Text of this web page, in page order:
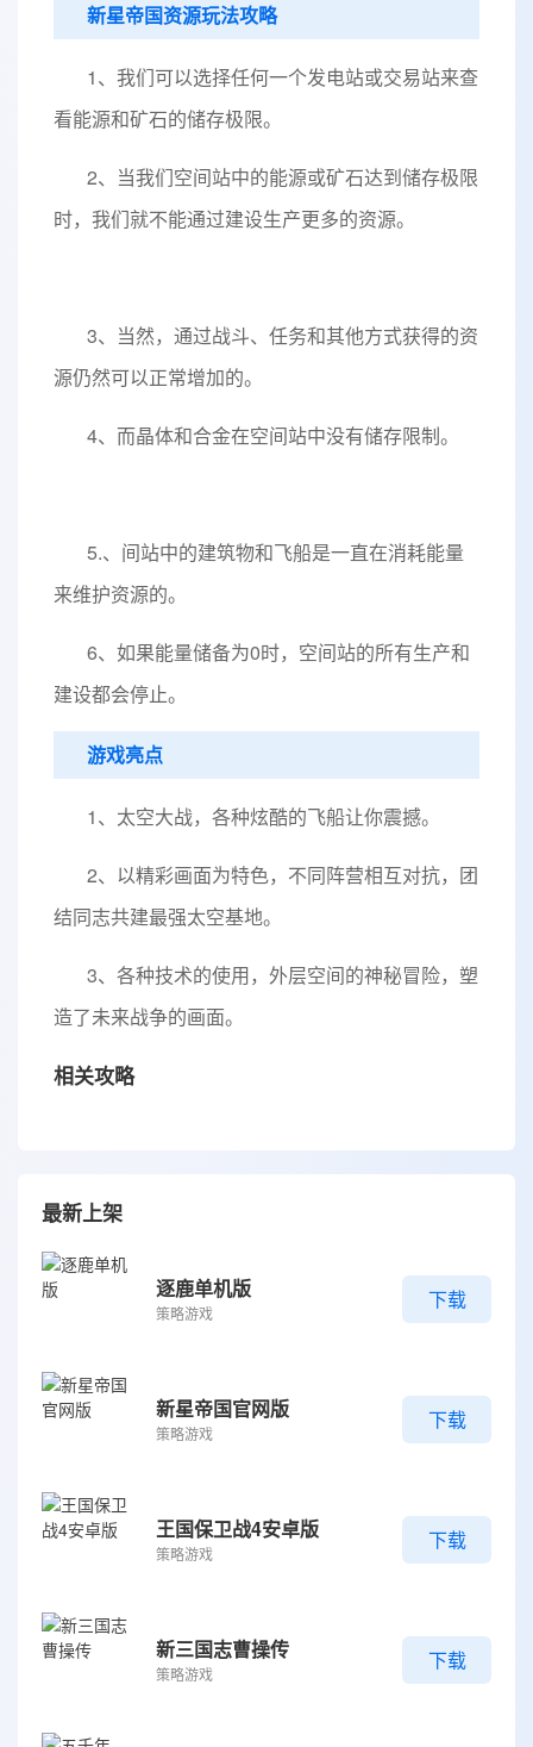
新星帝国资源玩法攻略
1、我们可以选择任何一个发电站或交易站来查
看能源和矿石的储存极限。
2、当我们空间站中的能源或矿石达到储存极限
时，我们就不能通过建设生产更多的资源。
3、当然，通过战斗、任务和其他方式获得的资
源仍然可以正常增加的。
4、而晶体和合金在空间站中没有储存限制。
5.、间站中的建筑物和飞船是一直在消耗能量
来维护资源的。
6、如果能量储备为0时，空间站的所有生产和
建设都会停止。
游戏亮点
1、太空大战，各种炫酷的飞船让你震撼。
2、以精彩画面为特色，不同阵营相互对抗，团
结同志共建最强太空基地。
3、各种技术的使用，外层空间的神秘冒险，塑
造了未来战争的画面。
相关攻略
最新上架
逐鹿单机版
策略游戏
下载
新星帝国官网版
策略游戏
下载
王国保卫战4安卓版
策略游戏
下载
新三国志曹操传
策略游戏
下载